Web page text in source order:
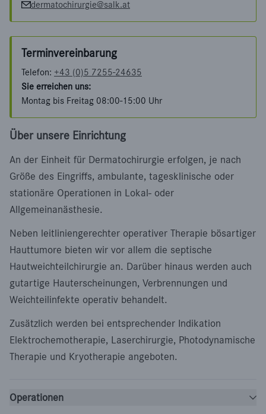
dermatochirurgie@salk.at
Terminvereinbarung
Telefon: +43 (0)5 7255-24635
Sie erreichen uns:
Montag bis Freitag 08:00-15:00 Uhr
Über unsere Einrichtung
An der Einheit für Dermatochirurgie erfolgen, je nach
Größe des Eingriffs, ambulante, tagesklinische oder
stationäre Operationen in Lokal- oder
Allgemeinanästhesie.
Neben leitliniengerechter operativer Therapie bösartiger
Hauttumore bieten wir vor allem die septische
Hautweichteilchirurgie an. Darüber hinaus werden auch
gutartige Hauterscheinungen, Verbrennungen und
Weichteilinfekte operativ behandelt.
Zusätzlich werden bei entsprechender Indikation
Elektrochemotherapie, Laserchirurgie, Photodynamische
Therapie und Kryotherapie angeboten.
Operationen